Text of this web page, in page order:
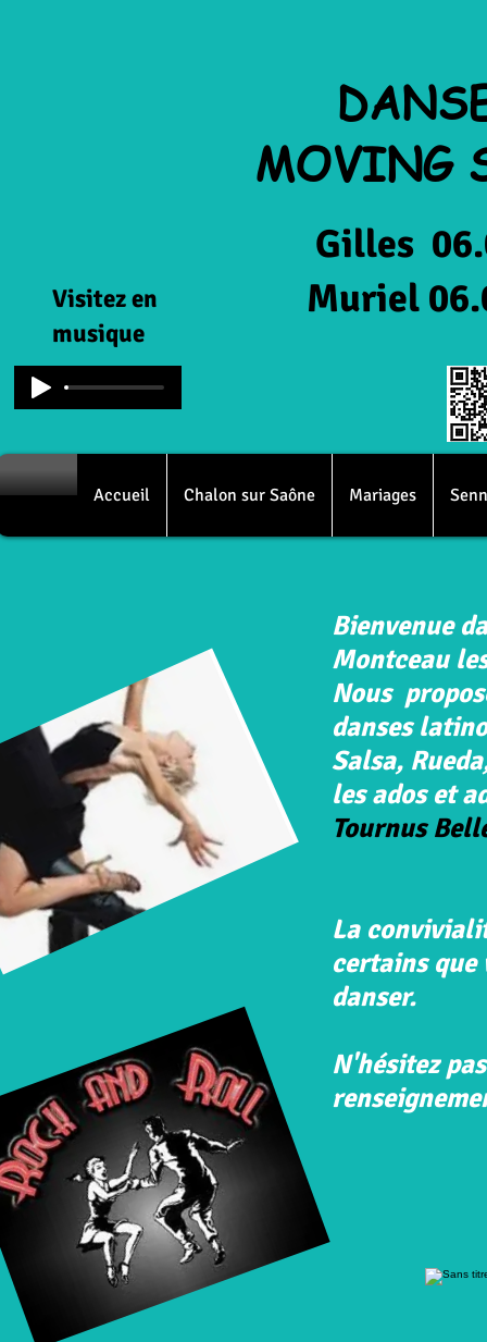
MOVING
Gilles
Muriel
Visitez en
musique
Accueil Chalon sur Saône Mariages
Bienvenue
Montceau
Nous
danses
Salsa,
les ados et
Tournus
La
certains que
danser.
N'hésitez